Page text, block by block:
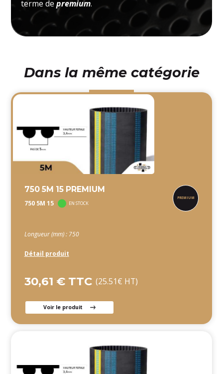
terme depremium.
Dans la même catégorie
750 5M 15 PREMIUM
750 5M 15 EN STOCK
Longueur (mm) : 750
Détail produit
30,61 € TTC (25.51€ HT)
Voir le produit